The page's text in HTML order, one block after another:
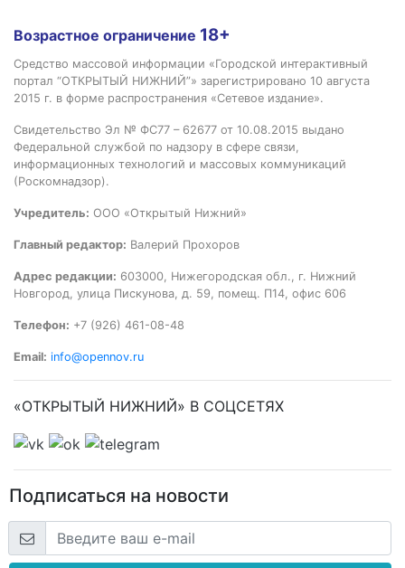
Возрастное ограничение 18+
Средство массовой информации «Городской интерактивный
портал “ОТКРЫТЫЙ НИЖНИЙ”» зарегистрировано 10 августа
2015 г. в форме распространения «Сетевое издание».
Свидетельство Эл № ФС77 – 62677 от 10.08.2015 выдано
Федеральной службой по надзору в сфере связи,
информационных технологий и массовых коммуникаций
(Роскомнадзор).
Учредитель: ООО «Открытый Нижний»
Главный редактор: Валерий Прохоров
Адрес редакции: 603000, Нижегородская обл., г. Нижний
Новгород, улица Пискунова, д. 59, помещ. П14, офис 606
Телефон: +7 (926) 461-08-48
Email: info@opennov.ru
«ОТКРЫТЫЙ НИЖНИЙ» В СОЦСЕТЯХ
Подписаться на новости